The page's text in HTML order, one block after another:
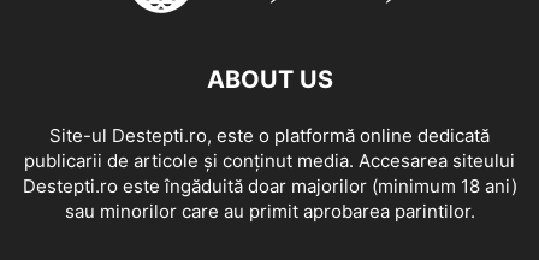
ABOUT US
Site-ul Destepti.ro, este o platformă online dedicată
publicarii de articole și conținut media. Accesarea siteului
Destepti.ro este îngăduită doar majorilor (minimum 18 ani)
sau minorilor care au primit aprobarea parintilor.